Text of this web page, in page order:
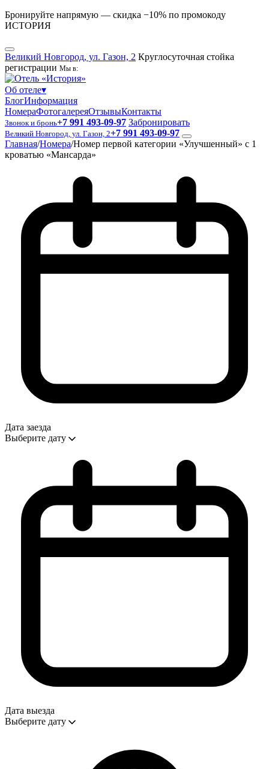
Бронируйте напрямую — скидка −10% по промокоду
ИСТОРИЯ
Великий Новгород, ул. Газон, 2 Круглосуточная стойка
регистрации Мы в:
Об отеле▾
БлогИнформация
НомераФотогалереяОтзывыКонтакты
Звонок и бронь+7 991 493-09-97 Забронировать
Великий Новгород, ул. Газон, 2+7 991 493-09-97
Главная/Номера/Номер первой категории «Улучшенный» с 1
кроватью «Мансарда»
Дата заезда
Выберите дату
Дата выезда
Выберите дату